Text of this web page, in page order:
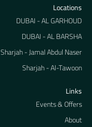
Locations
DUBAI - AL GARHOUD
DUBAI - AL BARSHA
Sharjah - Jamal Abdul Naser
Sharjah - Al-Tawoon
Links
Events & Offers
About